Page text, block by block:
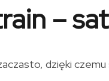
–
dzięki